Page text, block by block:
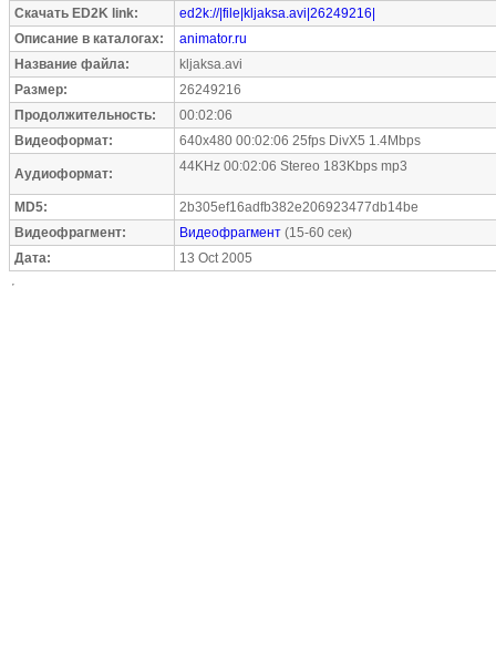
Скачать ED2K link:
ed2k://|file|kljaksa.avi|26249216|
Описание в каталогах:
animator.ru
Название файла:
kljaksa.avi
Размер:
26249216
Продолжительность:
00:02:06
Видеоформат:
640x480 00:02:06 25fps DivX5 1.4Mbps
Аудиоформат: 44KHz 00:02:06 Stereo 183Kbps mp3
MD5:
2b305ef16adfb382e206923477db14be
Видеофрагмент:
Видеофрагмент (15-60 сек)
Дата:
13 Oct 2005